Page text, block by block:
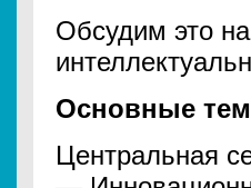
Обсудим это
Основные
Центральная